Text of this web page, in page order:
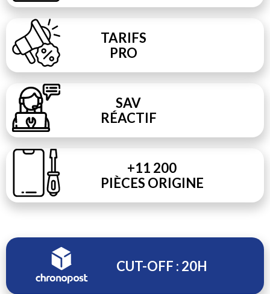
TARIFS
PRO
SAV
RÉACTIF
+11 200
PIÈCES ORIGINE
CUT-OFF : 20H